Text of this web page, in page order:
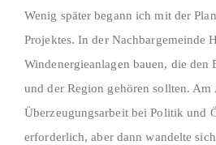
Wenig später begann ich mit der
Projektes. In der Nachbargemeinde
Windenergieanlagen bauen, die den
und der Region gehören sollten.
Überzeugungsarbeit bei Politik und
erforderlich, aber dann wandelte